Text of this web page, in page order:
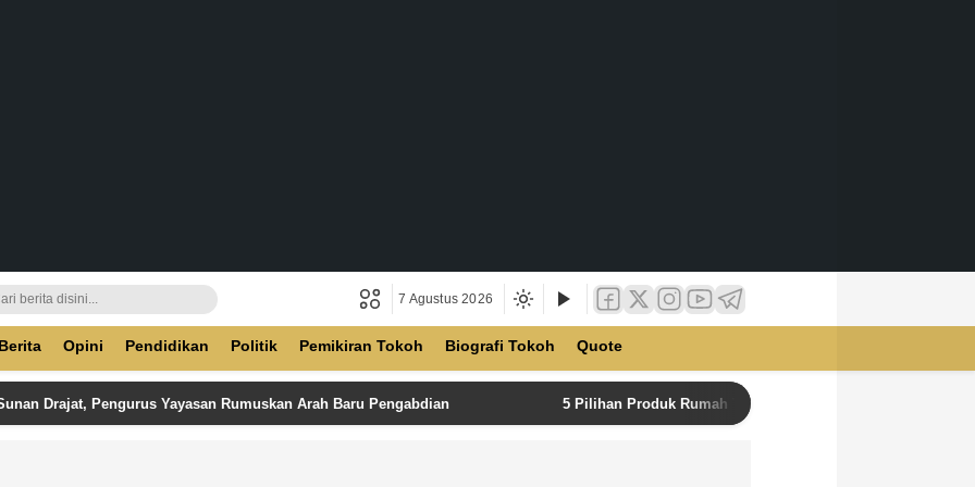
7 Agustus 2026
Berita Opini Pendidikan Politik Pemikiran Tokoh Biografi Tokoh Quote
Drajat, Pengurus Yayasan Rumuskan Arah Baru Pengabdian 5 Pilihan Produk Rumah Tangga Terbaik di Unilever Store